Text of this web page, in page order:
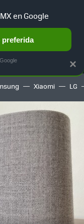
NUEVO
Xiaomi LG
×
en Google
preferida